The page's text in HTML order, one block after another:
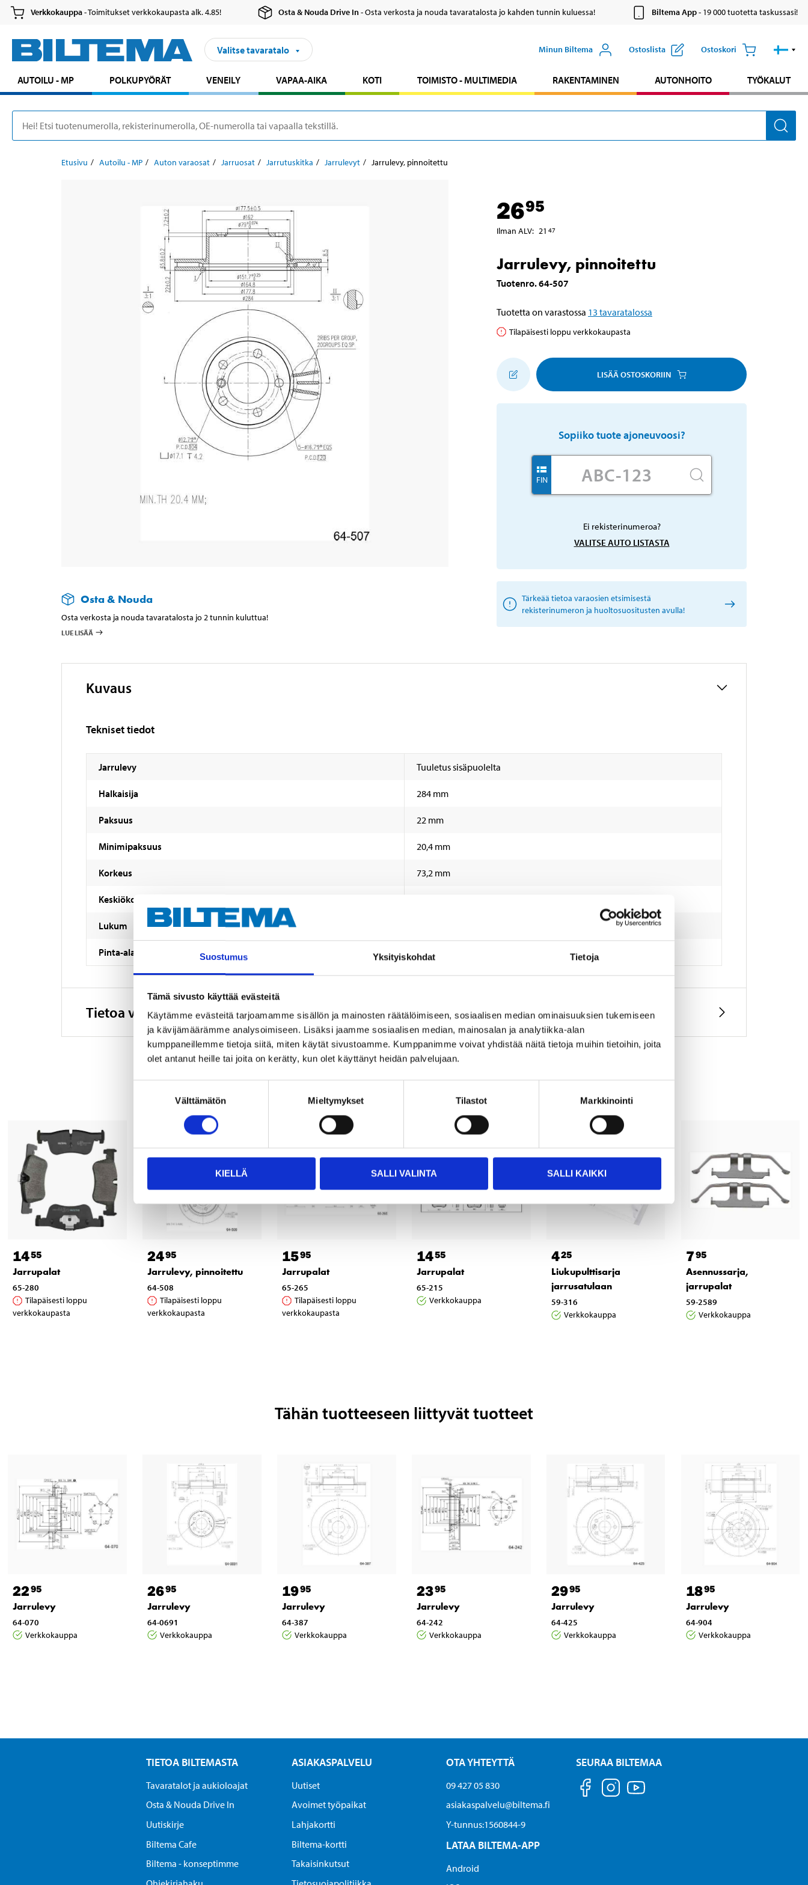
Suostumus Yksityiskohdat Tietoja
Tämä sivusto käyttää evästeitä
Käytämme evästeitä tarjoamamme sisällön ja mainosten räätälöimiseen, sosiaalisen median ominaisuuksien tukemiseen
ja kävijämäärämme analysoimiseen. Lisäksi jaamme sosiaalisen median, mainosalan ja analytiikka-alan
kumppaneillemme tietoja siitä, miten käytät sivustoamme. Kumppanimme voivat yhdistää näitä tietoja muihin tietoihin, joita
olet antanut heille tai joita on kerätty, kun olet käyttänyt heidän palvelujaan.
Välttämätön Mieltymykset Tilastot Markkinointi
KIELLÄ SALLI VALINTA SALLI KAIKKI
Verkkokauppa- Toimitukset verkkokaupasta alk. 4.85! Osta & Nouda Drive In- Osta verkosta ja nouda tavaratalosta jo kahden tunnin kuluessa! Biltema App- 19 000 tuotetta taskussasi!
Valitse tavaratalo Minun Biltema Ostoslista Ostoskori
AUTOILU - MP POLKUPYÖRÄT VENEILY VAPAA-AIKA KOTI TOIMISTO - MULTIMEDIA RAKENTAMINEN AUTONHOITO TYÖKALUT
Etusivu Autoilu - MP Auton varaosat Jarruosat Jarrutuskitka Jarrulevyt Jarrulevy, pinnoitettu
Osta & Nouda
Osta verkosta ja nouda tavaratalosta jo 2 tunnin kuluttua!
LUE LISÄÄ
2695
Ilman ALV: 21 47
Jarrulevy, pinnoitettu
Tuotenro.64-507
Tuotetta on varastossa 13 tavaratalossa
Tilapäisesti loppu verkkokaupasta
LISÄÄ OSTOSKORIIN
Sopiiko tuote ajoneuvoosi?
FIN
Ei rekisterinumeroa?
VALITSE AUTO LISTASTA
Tärkeää tietoa varaosien etsimisestä
rekisterinumeron ja huoltosuositusten avulla!
Kuvaus
Tekniset tiedot
Jarrulevy Tuuletus sisäpuolelta
Halkaisija 284 mm
Paksuus 22 mm
Minimipaksuus 20,4 mm
Korkeus 73,2 mm
Keskiökoko
Lukum
Pinta-ala Pinnoitettu
Tietoa valmistajasta
Muut asiakkaat ostivat myös
1455
Jarrupalat
65-280
Tilapäisesti loppu
verkkokaupasta
2495
Jarrulevy, pinnoitettu
64-508
Tilapäisesti loppu
verkkokaupasta
1595
Jarrupalat
65-265
Tilapäisesti loppu
verkkokaupasta
1455
Jarrupalat
65-215
Verkkokauppa
425
Liukupulttisarja
jarrusatulaan
59-316
Verkkokauppa
795
Asennussarja,
jarrupalat
59-2589
Verkkokauppa
Tähän tuotteeseen liittyvät tuotteet
2295
Jarrulevy
64-070
Verkkokauppa
2695
Jarrulevy
64-0691
Verkkokauppa
1995
Jarrulevy
64-387
Verkkokauppa
2395
Jarrulevy
64-242
Verkkokauppa
2995
Jarrulevy
64-425
Verkkokauppa
1895
Jarrulevy
64-904
Verkkokauppa
TIETOA BILTEMASTA
Tavaratalot ja aukioloajat
Osta & Nouda Drive In
Uutiskirje
Biltema Cafe
Biltema - konseptimme
ASIAKASPALVELU
Uutiset
Avoimet työpaikat
Lahjakortti
Biltema-kortti
Takaisinkutsut
OTA YHTEYTTÄ
09 427 05 830
asiakaspalvelu@biltema.fi
Y-tunnus:1560844-9
LATAA BILTEMA-APP
Android
SEURAA BILTEMAA